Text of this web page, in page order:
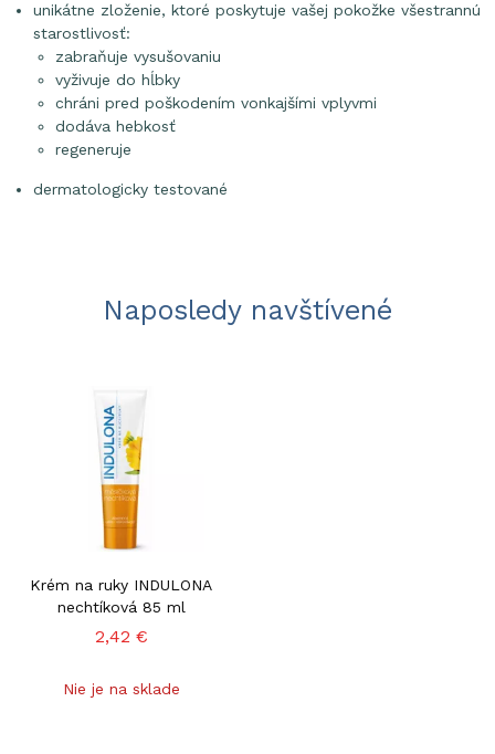
unikátne zloženie, ktoré poskytuje vašej pokožke všestrannú
starostlivosť:
zabraňuje vysušovaniu
vyživuje do hĺbky
chráni pred poškodením vonkajšími vplyvmi
dodáva hebkosť
regeneruje
dermatologicky testované
Naposledy navštívené
Krém na ruky INDULONA
nechtíková 85 ml
2,42 €
Nie je na sklade